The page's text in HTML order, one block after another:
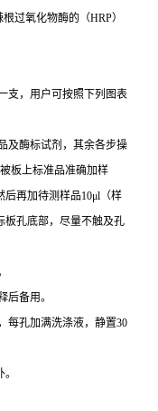
根过氧化物酶的（HRP）
支，用户可按照下列图表
及酶标试剂，其余各步操
板上标准品准确加样
后再加待测样品10μl （样
板孔底部，尽量不触及孔
后备用。
每孔加满洗涤液，静置30